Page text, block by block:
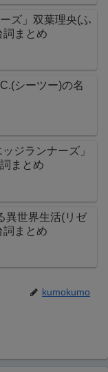
ズ」双葉理央(ふ
詞まとめ
シーツー)の名
ジランナーズ」
まとめ
異世界生活(リゼ
詞まとめ
kumokumo